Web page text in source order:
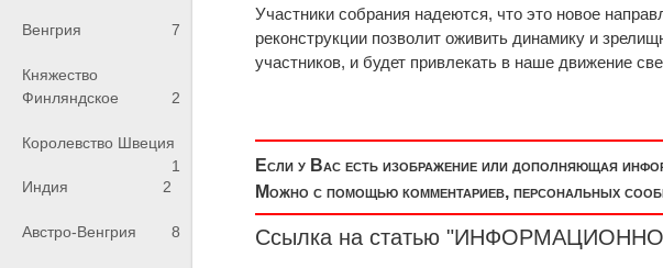
Венгрия 7
Княжество
Финляндское
2
Королевство Швеция
1
Индия
2
Австро-Венгрия 8
Участники собрания надеются, что это новое
реконструкции позволит оживить динамику и
участников, и будет привлекать в наше движение
Если у Вас есть изображение или дополняющая
Можно с помощью комментариев, персональных
Ссылка на статью